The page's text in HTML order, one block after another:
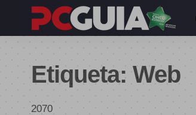
Etiqueta: Web
2070